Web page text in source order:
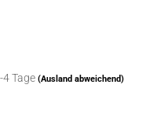
4 Tage (Ausland abweichend)